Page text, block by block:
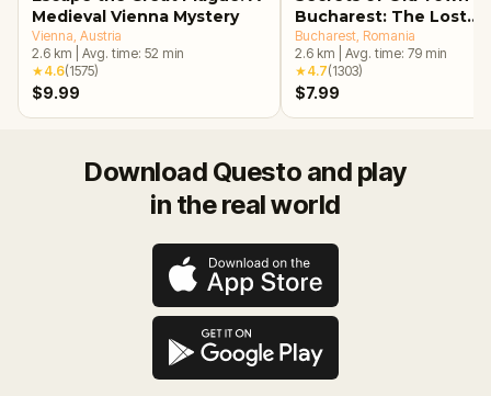
Medieval Vienna Mystery
Vienna , Austria
2.6 km Avg. time: 52 min
★4.6(1575)
$9.99
Bucharest: The Lost
Treasure Adventure
Bucharest , Romania
2.6 km Avg. time: 79 min
★4.7(1303)
$7.99
Download Questo and play
in the real world